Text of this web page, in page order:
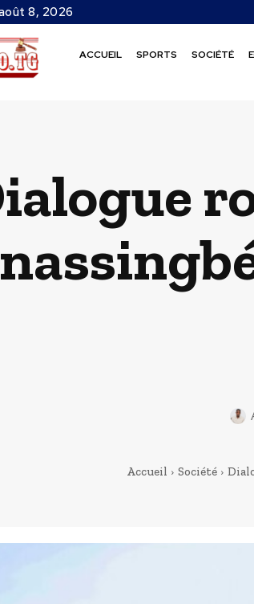
8, 2026
ACCUEIL SPORTS SOCIÉTÉ
Accueil Société